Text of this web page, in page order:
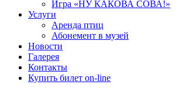
Игра «НУ КАКОВА СОВА!»
Услуги
Аренда птиц
Абонемент в музей
Новости
Галерея
Контакты
Купить билет on-line